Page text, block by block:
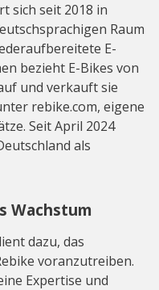
sich seit 2018 in
Raum
E-
bezieht E-Bikes von
und verkauft sie
rebike.com, eigene
Seit April 2024
als
Wachstum
dazu, das
voranzutreiben.
Expertise und